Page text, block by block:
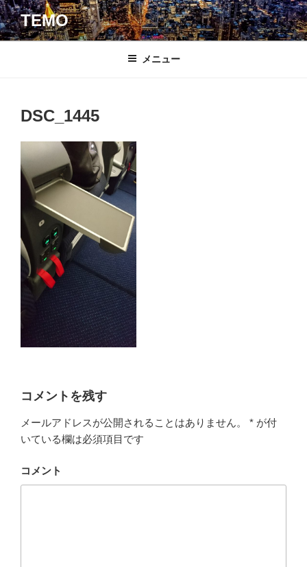
コ
ン
テ
TEMO
メニュー
DSC_1445
コメントを残す
メールアドレスが公開されることはありません。 * が付
いている欄は必須項目です
コメント